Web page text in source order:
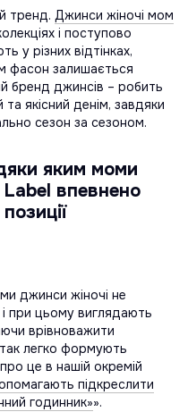
тренд. Джинси жіночі мом
і поступово
у різних відтінках,
фасон залишається
бренд джинсів – робить
якісний денім, завдяки
сезон за сезоном.
яким моми
впевнено
джинси жіночі не
при цьому виглядають
врівноважити
легко формують
це в нашій окремій
підкреслити
годинник»».